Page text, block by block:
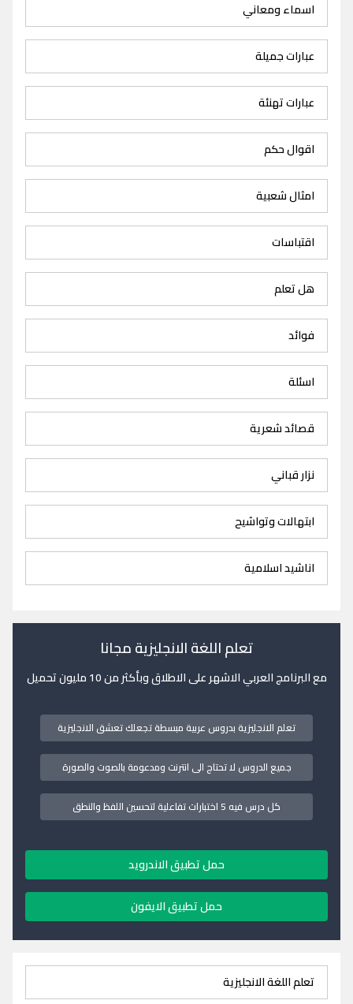
اسماء ومعاني
عبارات جميلة
عبارات تهنئة
اقوال حكم
امثال شعبية
اقتباسات
هل تعلم
فوائد
اسئلة
قصائد شعرية
نزار قباني
ابتهالات وتواشيح
اناشيد اسلامية
تعلم اللغة الانجليزية مجانا
مع البرنامج العربي الاشهر على الاطلاق وبأكثر من 10 مليون تحميل
تعلم الانجليزية بدروس عربية مبسطة تجعلك تعشق الانجليزية
جميع الدروس لا تحتاج الى انترنت ومدعومة بالصوت والصورة
كل درس فيه 5 اختبارات تفاعلية لتحسين اللفظ والنطق
حمل تطبيق الاندرويد
حمل تطبيق الايفون
تعلم اللغة الانجليزية